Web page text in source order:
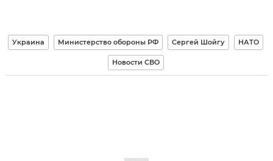
Украина Министерство обороны РФ Сергей Шойгу НАТО
Новости СВО